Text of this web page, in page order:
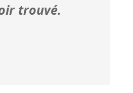
trouvé.